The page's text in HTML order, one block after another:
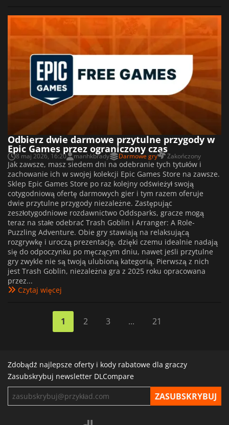
Odbierz dwie darmowe przytulne przygody w
Epic Games przez ograniczony czas
8 maj 2026, 16:20 manhkbrady Darmowe gry Zakończony
Jak zawsze, masz siedem dni na odebranie tych tytułów i
zachowanie ich w swojej kolekcji Epic Games Store na zawsze.
Sklep Epic Games Store po raz kolejny odświeżył swoją
cotygodniową ofertę darmowych gier i tym razem oferuje
dwie przytulne przygody niezależne. Zastępując
zeszłotygodniowe rozdawnictwo Oddsparks, gracze mogą
teraz na stałe odebrać Trash Goblin i Arranger: A Role-
Puzzling Adventure. Obie gry stawiają na relaksującą
rozgrywkę i uroczą prezentację, dzięki czemu idealnie nadają
się do odpoczynku po męczącym dniu, nawet jeśli przytulne
gry zwykle nie są twoją ulubioną kategorią. Pierwszą z nich
jest Trash Goblin, niezależna gra z 2025 roku opracowana
przez...
Czytaj więcej
1 2 3 ... 21
Zdobądź najlepsze oferty i kody rabatowe dla graczy
Zasubskrybuj newsletter DLCompare